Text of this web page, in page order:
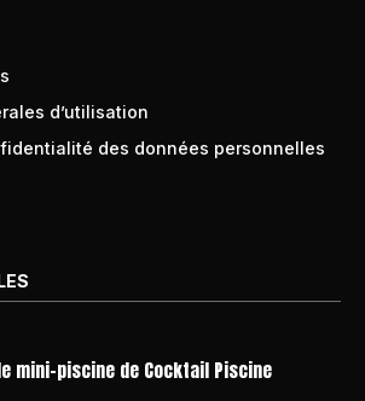
d’utilisation
des données personnelles
mini-piscine de Cocktail Piscine